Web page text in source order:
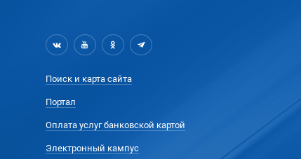
Поиск и карта сайта
Портал
Оплата услуг банковской картой
Электронный кампус